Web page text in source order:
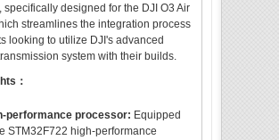
specifically designed for the DJI O3 Air
streamlines the integration process
looking to utilize DJI's advanced
system with their builds.
：
performance processor: Equipped
STM32F722 high-performance